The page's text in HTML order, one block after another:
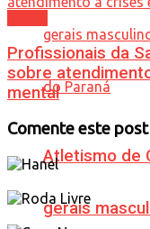
Atletismo de
gerais
Profissionais da
sobre
mental
Comente este post